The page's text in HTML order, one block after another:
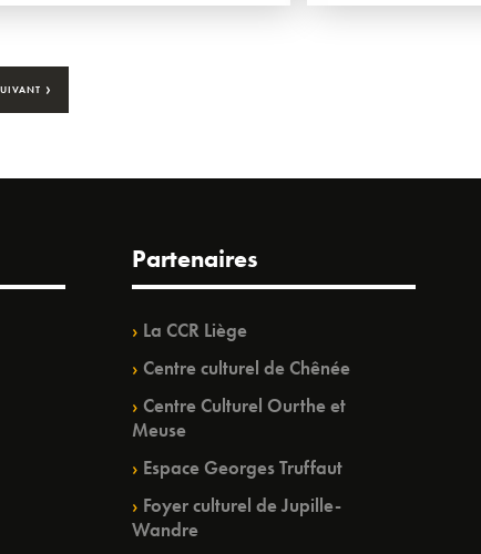
›
Partenaires
La CCR Liège
Centre culturel de Chênée
Centre Culturel Ourthe et
Meuse
Espace Georges Truffaut
Foyer culturel de Jupille-
Wandre